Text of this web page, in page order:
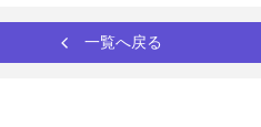
一覧へ戻る